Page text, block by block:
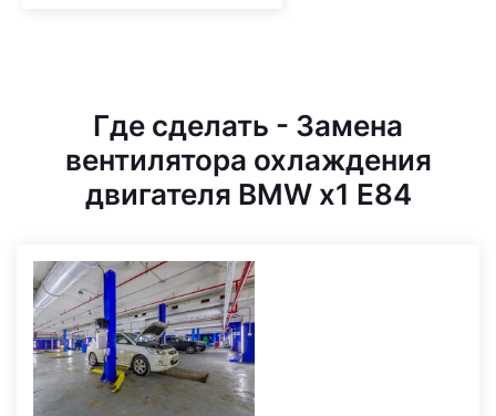
Где сделать - Замена
вентилятора охлаждения
двигателя BMW x1 E84